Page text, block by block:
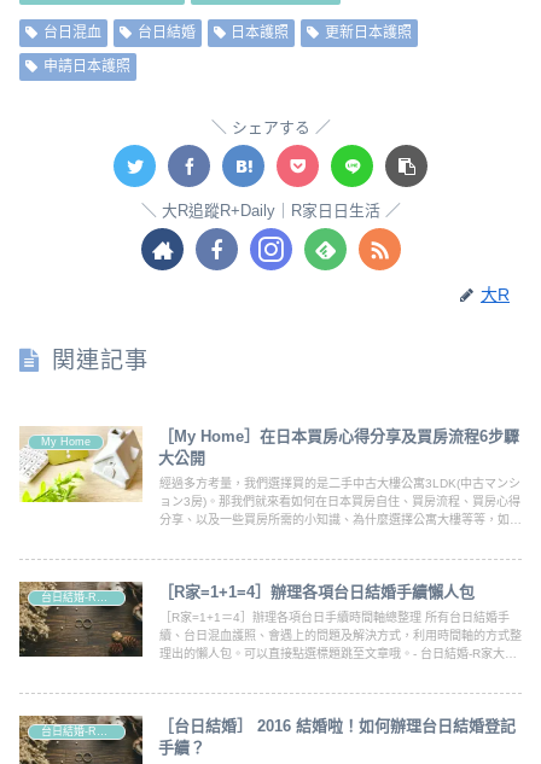
台日混血 台日結婚 日本護照
更新日本護照
申請日本護照
シェアする
大R追蹤R+Daily｜R家日日生活
大R
関連記事
My Home
［My Home］在日本買房心得分享及買房流程6步驟
大公開
經過多方考量，我們選擇買的是二手中古大樓公寓3LDK(中古マンシ
ョン3房)。那我們就來看如何在日本買房自住、買房流程、買房心得
分享、以及一些買房所需的小知識、為什麼選擇公寓大樓等等，如果
［R家=1+1=4］辦理各項台日結婚手續懶人包
［R家=1+1＝4］辦理各項台日手續時間軸總整理 所有台日結婚手
續、台日混血護照、會遇上的問題及解決方式，利用時間軸的方式整
理出的懶人包。可以直接點選標題跳至文章哦。- 台日結婚-R家大小
［台日結婚］ 2016 結婚啦！如何辦理台日結婚登記
手續？